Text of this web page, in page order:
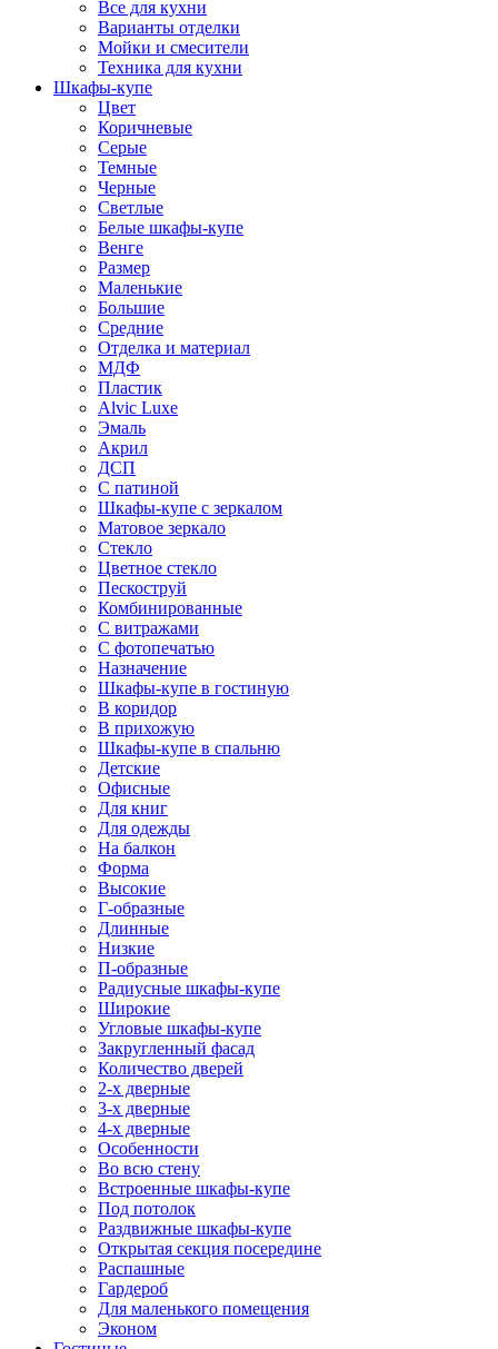
Все для кухни
Варианты отделки
Мойки и смесители
Техника для кухни
Шкафы-купе
Цвет
Коричневые
Серые
Темные
Черные
Светлые
Белые шкафы-купе
Венге
Размер
Маленькие
Большие
Средние
Отделка и материал
МДФ
Пластик
Alvic Luxe
Эмаль
Акрил
ДСП
С патиной
Шкафы-купе с зеркалом
Матовое зеркало
Стекло
Цветное стекло
Пескоструй
Комбинированные
С витражами
С фотопечатью
Назначение
Шкафы-купе в гостиную
В коридор
В прихожую
Шкафы-купе в спальню
Детские
Офисные
Для книг
Для одежды
На балкон
Форма
Высокие
Г-образные
Длинные
Низкие
П-образные
Радиусные шкафы-купе
Широкие
Угловые шкафы-купе
Закругленный фасад
Количество дверей
2-х дверные
3-х дверные
4-х дверные
Особенности
Во всю стену
Встроенные шкафы-купе
Под потолок
Раздвижные шкафы-купе
Открытая секция посередине
Распашные
Гардероб
Для маленького помещения
Эконом